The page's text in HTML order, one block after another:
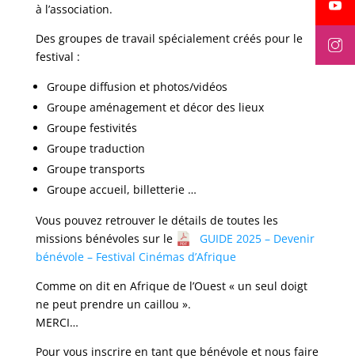
à l’association.
Des groupes de travail spécialement créés pour le
festival :
Groupe diffusion et photos/vidéos
Groupe aménagement et décor des lieux
Groupe festivités
Groupe traduction
Groupe transports
Groupe accueil, billetterie …
Vous pouvez retrouver le détails de toutes les
missions bénévoles sur le
GUIDE 2025 – Devenir
bénévole – Festival Cinémas d’Afrique
Comme on dit en Afrique de l’Ouest « un seul doigt
ne peut prendre un caillou ».
MERCI…
Pour vous inscrire en tant que bénévole et nous faire